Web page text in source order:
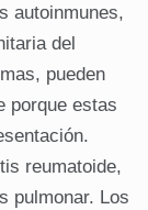
autoinmunes,
del
pueden
porque estas
reumatoide,
pulmonar. Los